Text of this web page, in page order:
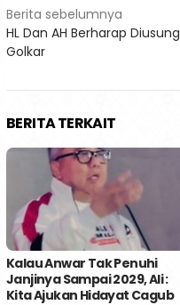
Navigasi
pos
Berita sebelumnya
HL Dan AH Berharap Diusung
Golkar
BERITA TERKAIT
Kalau Anwar Tak Penuhi
Janjinya Sampai 2029, Ali :
Kita Ajukan Hidayat Cagub